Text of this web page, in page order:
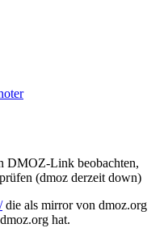
DMOZ-Link beobachten,
(dmoz derzeit down)
die als mirror von dmoz.org
hat.